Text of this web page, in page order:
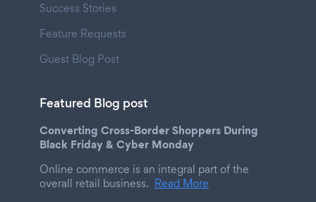
Success Stories
Feature Requests
Guest Blog Post
Featured Blog post
Converting Cross-Border Shoppers During
Black Friday & Cyber Monday
Online commerce is an integral part of the
overall retail business. Read More